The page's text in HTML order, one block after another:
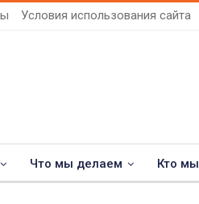
Условия использования сайта
Что мы делаем Кто мы